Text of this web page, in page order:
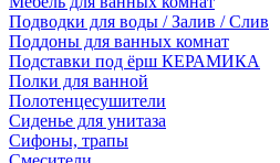
Подводки для воды / Залив / Слив
Поддоны для ванных комнат
Подставки под ёрш КЕРАМИКА
Полки для ванной
Полотенцесушители
Сиденье для унитаза
Сифоны, трапы